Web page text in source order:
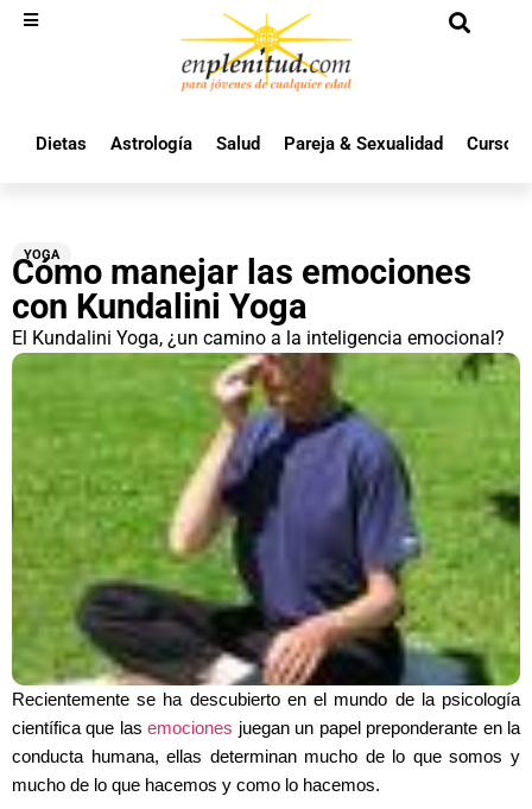
Dietas Astrología Salud Pareja & Sexualidad Cursos
YOGA
Cómo manejar las emociones
con Kundalini Yoga
El Kundalini Yoga, ¿un camino a la inteligencia emocional?
Recientemente se ha descubierto en el mundo de la psicología
científica que lasemociones juegan un papel preponderante en la
conducta humana, ellas determinan mucho de lo que somos y
mucho de lo que hacemos y como lo hacemos.